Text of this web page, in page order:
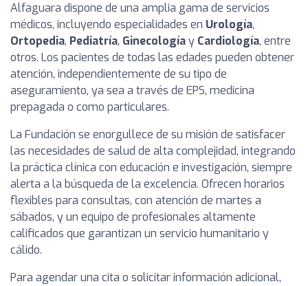
Alfaguara dispone de una amplia gama de servicios
médicos, incluyendo especialidades en Urología,
Ortopedia, Pediatría, Ginecologíay Cardiología, entre
otros. Los pacientes de todas las edades pueden obtener
atención, independientemente de su tipo de
aseguramiento, ya sea a través de EPS, medicina
prepagada o como particulares.
La Fundación se enorgullece de su misión de satisfacer
las necesidades de salud de alta complejidad, integrando
la práctica clínica con educación e investigación, siempre
alerta a la búsqueda de la excelencia. Ofrecen horarios
flexibles para consultas, con atención de martes a
sábados, y un equipo de profesionales altamente
calificados que garantizan un servicio humanitario y
cálido.
Para agendar una cita o solicitar información adicional,